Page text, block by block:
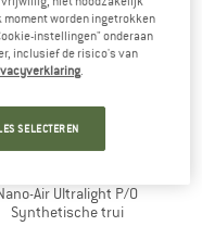
Air Ultralight P/O
Synthetische trui
moment worden ingetrokken
instellingen" onderaan
inclusief de risico's van
.
SELECTEREN